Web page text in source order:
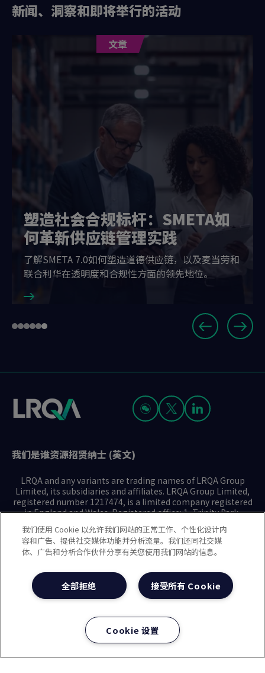
新闻、洞察和即将举行的活动
塑造社会合规标杆：SMETA如
何革新供应链管理实践
文章
了解SMETA 7.0如何塑造道德供应链，以及麦当劳和
联合利华在透明度和合规性方面的领先地位。
Slide
Go
1
Go
2
Go
3
Go
4
Go
5
Go
6
我们是谁资源招贤纳士 (英文)
LRQA and any variants are trading names of LRQA Group
Limited, its subsidiaries and affiliates. LRQA Group Limited,
registered number 1217474, is a limited company registered
in England and Wales. Registered office: 1, Trinity Park,
Bickenhill Lane, Birmingham B37 7ES. © 2025 LRQA Group
Limited.
治理方针(英文)沪ICP备2023029947号-1
沪公网安备31010102008508号
我们使用 Cookie 以允许我们网站的正常工作、个性化设计内
容和广告、提供社交媒体功能并分析流量。我们还同社交媒
体、广告和分析合作伙伴分享有关您使用我们网站的信息。
接受所有 Cookie
全部拒绝
Cookie 设置